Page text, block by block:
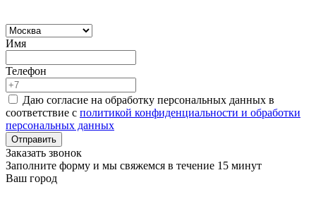
Имя
Телефон
Даю согласие на обработку персональных данных в
соответствие с политикой конфиденциальности и обработки
персональных данных
Отправить
Заказать звонок
Заполните форму и мы свяжемся в течение 15 минут
Ваш город